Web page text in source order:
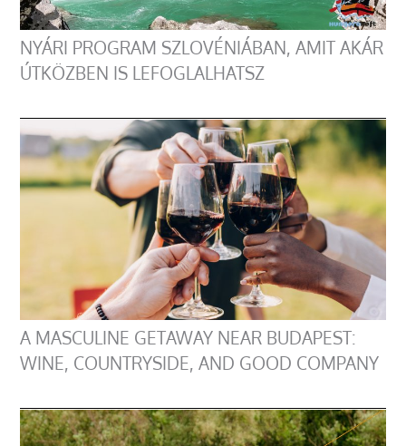
NYÁRI PROGRAM SZLOVÉNIÁBAN, AMIT AKÁR
ÚTKÖZBEN IS LEFOGLALHATSZ
A MASCULINE GETAWAY NEAR BUDAPEST:
WINE, COUNTRYSIDE, AND GOOD COMPANY